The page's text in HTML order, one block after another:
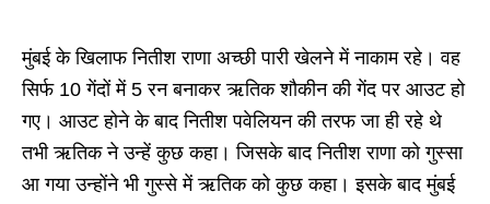
मुंबई के खिलाफ नितीश राणा अच्छी पारी खेलने में नाकाम रहे। वह
सिर्फ 10 गेंदों में 5 रन बनाकर ऋतिक शौकीन की गेंद पर आउट हो
गए। आउट होने के बाद नितीश पवेलियन की तरफ जा ही रहे थे
तभी ऋतिक ने उन्हें कुछ कहा। जिसके बाद नितीश राणा को गुस्सा
आ गया उन्होंने भी गुस्से में ऋतिक को कुछ कहा। इसके बाद मुंबई